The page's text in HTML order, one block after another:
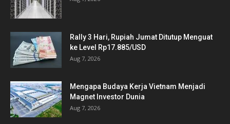
Rally 3 Hari, Rupiah Jumat Ditutup Menguat
ke Level Rp17.885/USD
Aug 7, 2026
Mengapa Budaya Kerja Vietnam Menjadi
Magnet Investor Dunia
Aug 7, 2026